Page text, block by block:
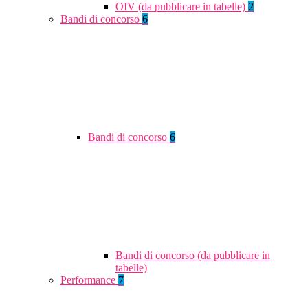
OIV (da pubblicare in tabelle) 2
Bandi di concorso 6
Bandi di concorso 6
Bandi di concorso (da pubblicare in
tabelle)
Performance 7